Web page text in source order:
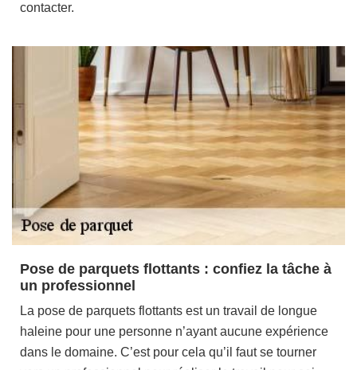
contacter.
Pose de parquets flottants : confiez la tâche à
un professionnel
La pose de parquets flottants est un travail de longue
haleine pour une personne n’ayant aucune expérience
dans le domaine. C’est pour cela qu’il faut se tourner